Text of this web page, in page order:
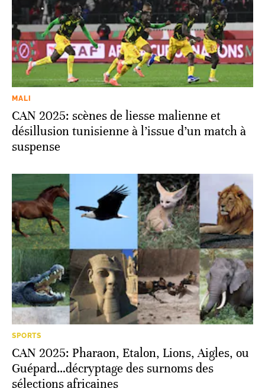
MALI
CAN 2025: scènes de liesse malienne et
désillusion tunisienne à l’issue d’un match à
suspense
SPORTS
CAN 2025: Pharaon, Etalon, Lions, Aigles, ou
Guépard…décryptage des surnoms des
sélections africaines